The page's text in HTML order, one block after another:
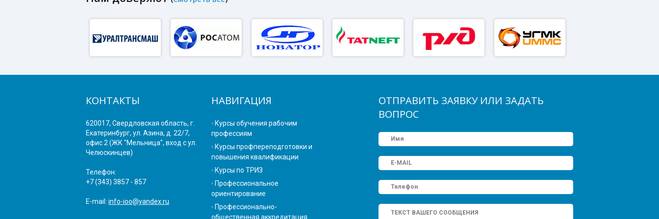
ОТПРАВИТЬ ЗАЯВКУ ИЛИ ЗАДАТЬ
ВОПРОС
НАВИГАЦИЯ
Курсы обучения рабочим
профессиям
Курсы профпереподготовки и
повышения квалификации
Курсы по ТРИЗ
Профессиональное
ориентирование
Профессионально-
общественная аккредитация
КОНТАКТЫ
620017, Свердловская область, г.
Екатеринбург, ул. Азина, д. 22/7,
офис 2 (ЖК "Мельница", вход с ул.
Челюскинцев)
Телефон:
+7 (343) 3857 - 857
E-mail:info-ioo@yandex.ru